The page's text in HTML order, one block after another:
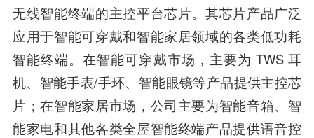
无线智能终端的主控平台芯片。其芯片产品广泛
应用于智能可穿戴和智能家居领域的各类低功耗
智能终端。在智能可穿戴市场，主要为 TWS 耳
机、智能手表/手环、智能眼镜等产品提供主控芯
片；在智能家居市场，公司主要为智能音箱、智
能家电和其他各类全屋智能终端产品提供语音控